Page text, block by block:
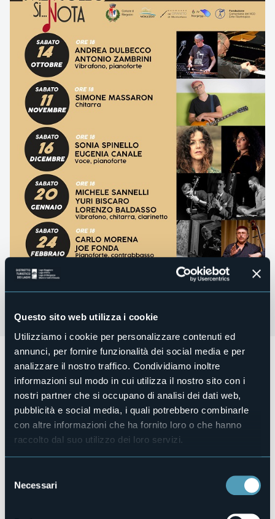
Questo sito web utilizza i cookie
Utilizziamo i cookie per personalizzare contenuti ed
annunci, per fornire funzionalità dei social media e per
analizzare il nostro traffico. Condividiamo inoltre
informazioni sul modo in cui utilizza il nostro sito con i
nostri partner che si occupano di analisi dei dati web,
pubblicità e social media, i quali potrebbero combinarle
con altre informazioni che ha fornito loro o che hanno
raccolto dal suo utilizzo dei loro servizi.
delNecessari
Sabato 16 dicembre 2023 alle ore 18.00 presso Antica
Latteria, Vicolo XI,15 a Mergozzo (VB)
(pianoforte).
A seguire aperitivo e incontro con gli artisti.
Ingresso ad offerta minima di €10 - prenotazione